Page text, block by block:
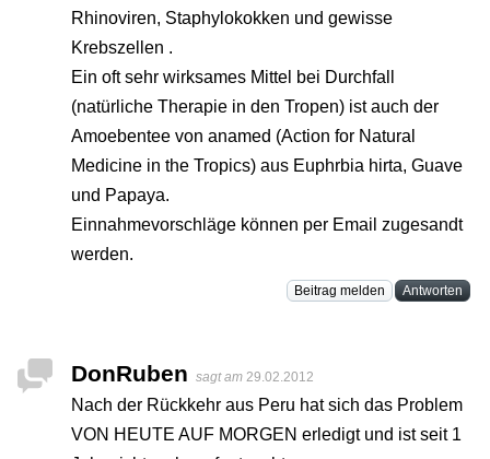
Rhinoviren, Staphylokokken und gewisse
Krebszellen .
Ein oft sehr wirksames Mittel bei Durchfall
(natürliche Therapie in den Tropen) ist auch der
Amoebentee von anamed (Action for Natural
Medicine in the Tropics) aus Euphrbia hirta, Guave
und Papaya.
Einnahmevorschläge können per Email zugesandt
werden.
Beitrag melden Antworten
DonRuben sagt am 29.02.2012
Nach der Rückkehr aus Peru hat sich das Problem
VON HEUTE AUF MORGEN erledigt und ist seit 1